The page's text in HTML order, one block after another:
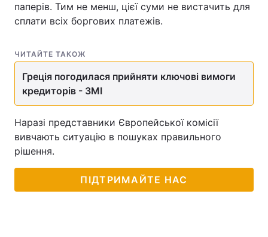
паперів. Тим не менш, цієї суми не вистачить для
сплати всіх боргових платежів.
ЧИТАЙТЕ ТАКОЖ
Греція погодилася прийняти ключові вимоги
кредиторів - ЗМІ
Наразі представники Європейської комісії
вивчають ситуацію в пошуках правильного
рішення.
ПІДТРИМАЙТЕ НАС